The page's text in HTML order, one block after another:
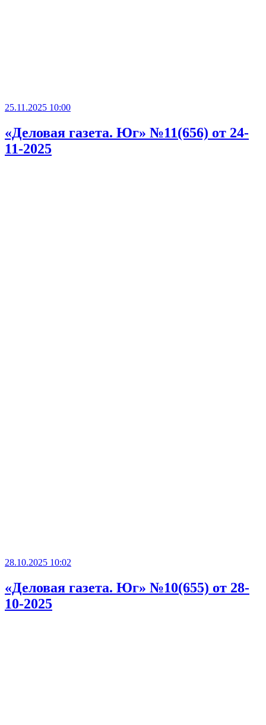
25.11.2025 10:00
«Деловая газета. Юг» №11(656) от 24-
11-2025
28.10.2025 10:02
«Деловая газета. Юг» №10(655) от 28-
10-2025